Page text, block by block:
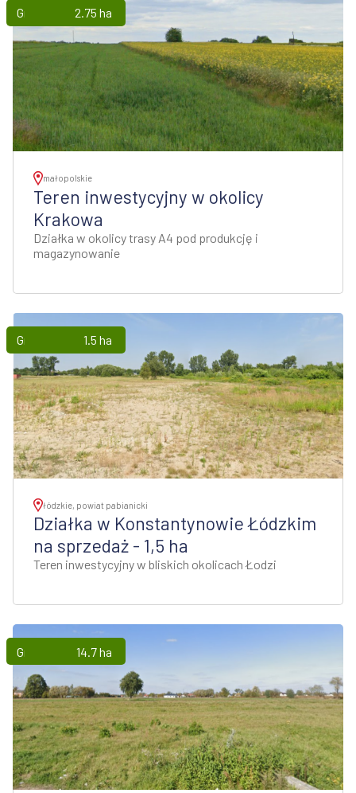
Grunty 2.75 ha
małopolskie
Teren inwestycyjny w okolicy
Krakowa
Działka w okolicy trasy A4 pod produkcję i
magazynowanie
Grunty 1.5 ha
łódzkie, powiat pabianicki
Działka w Konstantynowie Łódzkim
na sprzedaż - 1,5 ha
Teren inwestycyjny w bliskich okolicach Łodzi
Grunty 14.7 ha